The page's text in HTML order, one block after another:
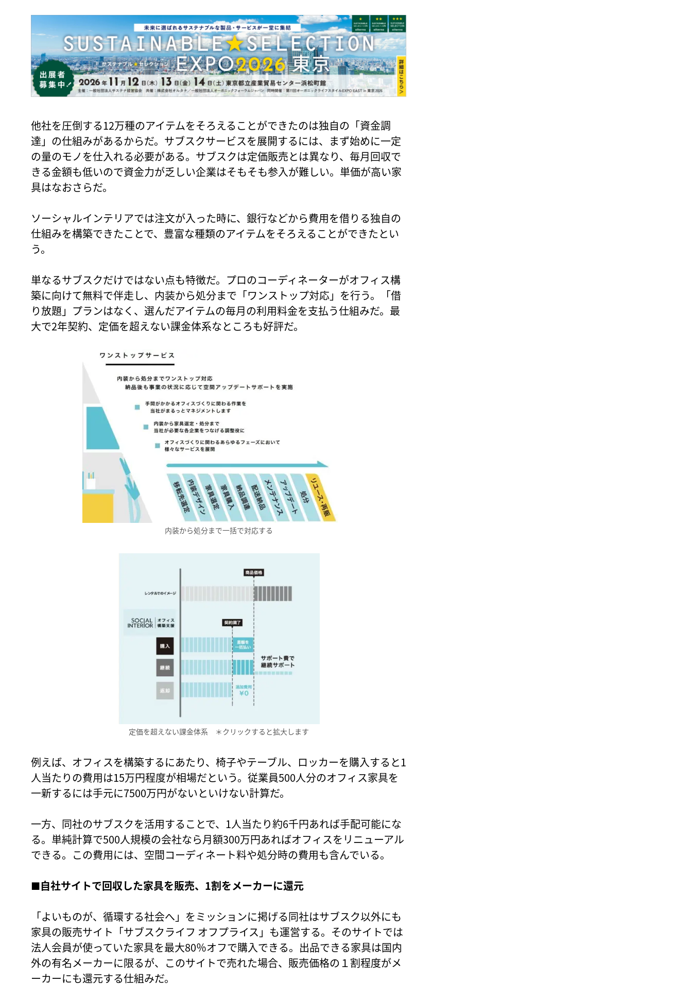
他社を圧倒する12万種のアイテムをそろえることができたのは独自の「資金調
達」の仕組みがあるからだ。サブスクサービスを展開するには、まず始めに一定
の量のモノを仕入れる必要がある。サブスクは定価販売とは異なり、毎月回収で
きる金額も低いので資金力が乏しい企業はそもそも参入が難しい。単価が高い家
具はなおさらだ。
ソーシャルインテリアでは注文が入った時に、銀行などから費用を借りる独自の
仕組みを構築できたことで、豊富な種類のアイテムをそろえることができたとい
う。
単なるサブスクだけではない点も特徴だ。プロのコーディネーターがオフィス構
築に向けて無料で伴走し、内装から処分まで「ワンストップ対応」を行う。「借
り放題」プランはなく、選んだアイテムの毎月の利用料金を支払う仕組みだ。最
大で2年契約、定価を超えない課金体系なところも好評だ。
内装から処分まで一括で対応する
定価を超えない課金体系 ＊クリックすると拡大します
例えば、オフィスを構築するにあたり、椅子やテーブル、ロッカーを購入すると1
人当たりの費用は15万円程度が相場だという。従業員500人分のオフィス家具を
一新するには手元に7500万円がないといけない計算だ。
一方、同社のサブスクを活用することで、1人当たり約6千円あれば手配可能にな
る。単純計算で500人規模の会社なら月額300万円あればオフィスをリニューアル
できる。この費用には、空間コーディネート料や処分時の費用も含んでいる。
■自社サイトで回収した家具を販売、1割をメーカーに還元
「よいものが、循環する社会へ」をミッションに掲げる同社はサブスク以外にも
家具の販売サイト「サブスクライフ オフプライス」も運営する。そのサイトでは
法人会員が使っていた家具を最大80％オフで購入できる。出品できる家具は国内
外の有名メーカーに限るが、このサイトで売れた場合、販売価格の１割程度がメ
ーカーにも還元する仕組みだ。